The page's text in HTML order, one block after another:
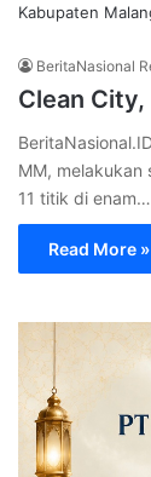
Kabupaten
BeritaNasional
Clean City,
MM, melakukan
11 titik di enam…
Read More »